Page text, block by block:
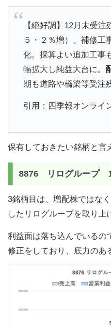
【絶好調】12月末受
５・２％増）。補修工
化。採算よい追加工事
幅拡大し純益大台に。
期も道路や橋梁等受注
引用：四季報オンライ
保有しておきたい銘柄と言
8876 リログループ
3銘柄目は、増配株ではな
したリログループを取り上
利益面は落ち込んでいるの
修正をしており、底力のあ